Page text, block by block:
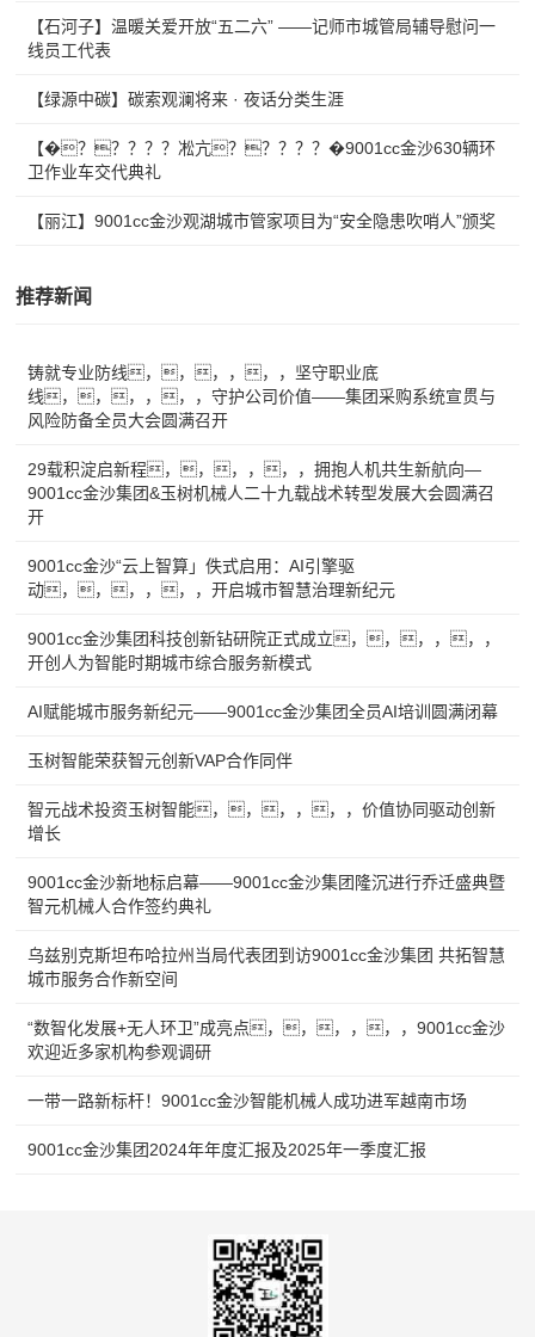
【石河子】温暖关爱开放“五二六” ——记师市城管局辅导慰问一
线员工代表
【绿源中碳】碳索观澜将来 · 夜话分类生涯
【�？？？？？凇亢？？？？？�9001cc金沙630辆环
卫作业车交代典礼
【丽江】9001cc金沙观湖城市管家项目为“安全隐患吹哨人”颁奖
推荐新闻
铸就专业防线，，，，，，坚守职业底
线，，，，，，守护公司价值——集团采购系统宣贯与
风险防备全员大会圆满召开
29载积淀启新程，，，，，，拥抱人机共生新航向—
9001cc金沙集团&玉树机械人二十九载战术转型发展大会圆满召
开
9001cc金沙“云上智算」佚式启用：AI引擎驱
动，，，，，，开启城市智慧治理新纪元
9001cc金沙集团科技创新钻研院正式成立，，，，，，
开创人为智能时期城市综合服务新模式
AI赋能城市服务新纪元——9001cc金沙集团全员AI培训圆满闭幕
玉树智能荣获智元创新VAP合作同伴
智元战术投资玉树智能，，，，，，价值协同驱动创新
增长
9001cc金沙新地标启幕——9001cc金沙集团隆沉进行乔迁盛典暨
智元机械人合作签约典礼
乌兹别克斯坦布哈拉州当局代表团到访9001cc金沙集团 共拓智慧
城市服务合作新空间
“数智化发展+无人环卫”成亮点，，，，，，9001cc金沙
欢迎近多家机构参观调研
一带一路新标杆！9001cc金沙智能机械人成功进军越南市场
9001cc金沙集团2024年年度汇报及2025年一季度汇报